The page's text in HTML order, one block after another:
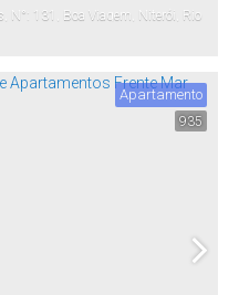
N°: 131 Boa Viagem Niterói
Rio
935
Apartamento